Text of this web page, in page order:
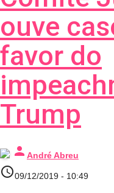
ouve
favor do
Trump
person André Abreu
access_time09/12/2019 - 10:49